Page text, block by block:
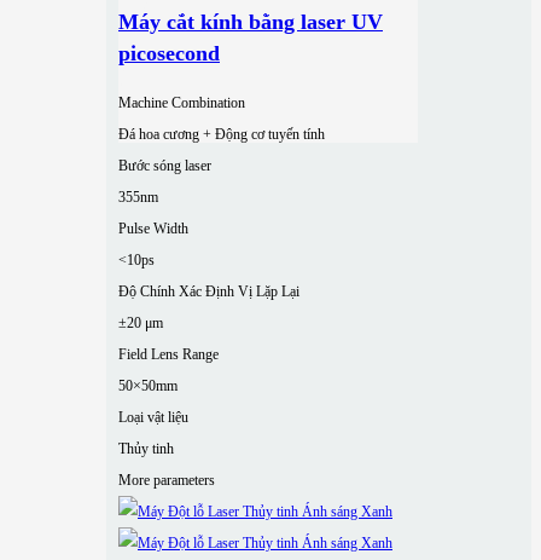
Máy cắt kính bằng laser UV
picosecond
Machine Combination
Đá hoa cương + Động cơ tuyến tính
Bước sóng laser
355nm
Pulse Width
<10ps
Độ Chính Xác Định Vị Lặp Lại
±20 μm
Field Lens Range
50×50mm
Loại vật liệu
Thủy tinh
More parameters